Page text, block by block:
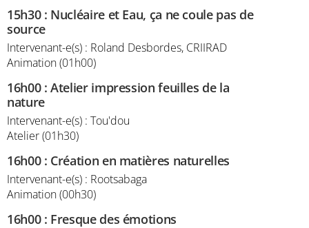
15h30: Nucléaire et Eau, ça ne coule pas de
source
Intervenant-e(s) : Roland Desbordes, CRIIRAD
Animation (01h00)
16h00:Atelier impression feuilles de la
nature
Intervenant-e(s) : Tou'dou
Atelier (01h30)
16h00: Création en matières naturelles
Intervenant-e(s) : Rootsabaga
Animation (00h30)
16h00: Fresque des émotions